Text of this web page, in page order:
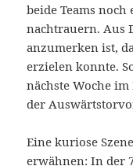
beide Teams noch
nachtrauern. Aus
anzumerken ist,
erzielen konnte.
nächste Woche
der
Eine kuriose
erwähnen: In der